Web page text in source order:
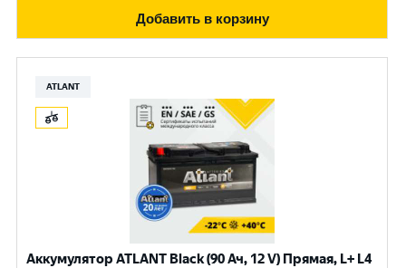
Добавить в корзину
ATLANT
Аккумулятор ATLANT Black (90 Ач, 12 V) Прямая, L+ L4